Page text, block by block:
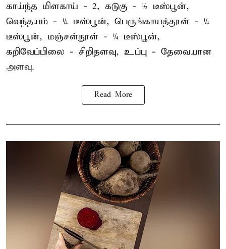
காய்ந்த மிளகாய் - 2, கடுகு - ½ டீஸ்பூன்,
வெந்தயம் - ¼ டீஸ்பூன், பெருங்காயத்தூள் - ¼
டீஸ்பூன், மஞ்சள்தூள் - ¼ டீஸ்பூன்,
கறிவேப்பிலை - சிறிதளவு, உப்பு - தேவையான
அளவு.
Read More